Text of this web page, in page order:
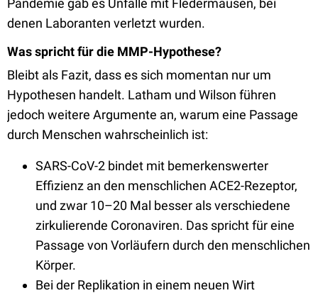
Pandemie gab es Unfälle mit Fledermäusen, bei
denen Laboranten verletzt wurden.
Was spricht für die MMP-Hypothese?
Bleibt als Fazit, dass es sich momentan nur um
Hypothesen handelt. Latham und Wilson führen
jedoch weitere Argumente an, warum eine Passage
durch Menschen wahrscheinlich ist:
SARS-CoV-2 bindet mit bemerkenswerter
Effizienz an den menschlichen ACE2-Rezeptor,
und zwar 10–20 Mal besser als verschiedene
zirkulierende Coronaviren. Das spricht für eine
Passage von Vorläufern durch den menschlichen
Körper.
Bei der Replikation in einem neuen Wirt